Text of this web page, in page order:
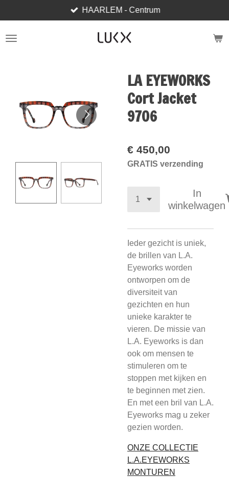
direct
naar
HAARLEM - Centrum
LA EYEWORKS
Cort Jacket
9706
€ 450,00
GRATIS verzending
In
winkelwagen
Ieder gezicht is uniek,
de brillen van L.A.
Eyeworks worden
ontworpen om de
diversiteit van
gezichten en hun
unieke karakter te
vieren. De missie van
L.A. Eyeworks is dan
ook om mensen te
stimuleren om te
stoppen met kijken en
te beginnen met zien.
En met een bril van L.A.
Eyeworks mag u zeker
gezien worden.
ONZE COLLECTIE
L.A.EYEWORKS
MONTUREN